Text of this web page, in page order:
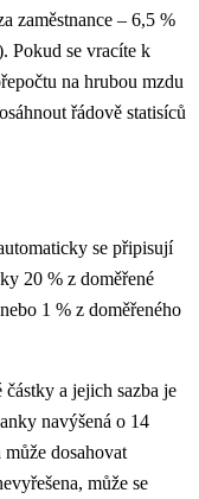
zaměstnance – 6,5 %
Pokud se vracíte k
na hrubou mzdu
řádově statisíců
se připisují
20 % z doměřené
1 % z doměřeného
a jejich sazba je
navýšená o 14
dosahovat
může se